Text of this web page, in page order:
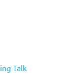
Talk